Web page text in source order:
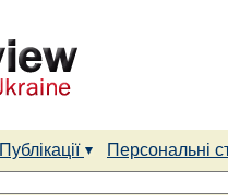
Публікації
Персональні